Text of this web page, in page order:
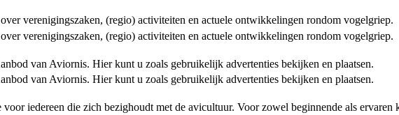
verenigingszaken, (regio) activiteiten en actuele ontwikkelingen rondom vogelgriep.
verenigingszaken, (regio) activiteiten en actuele ontwikkelingen rondom vogelgriep.
van Aviornis. Hier kunt u zoals gebruikelijk advertenties bekijken en plaatsen.
van Aviornis. Hier kunt u zoals gebruikelijk advertenties bekijken en plaatsen.
iedereen die zich bezighoudt met de avicultuur. Voor zowel beginnende als